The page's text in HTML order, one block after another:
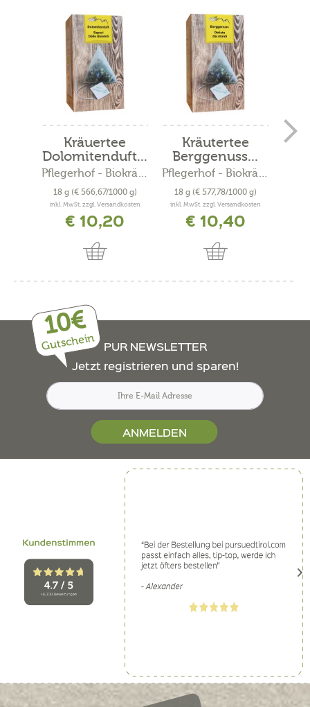
Kräuertee
Dolomitenduft...
Pflegerhof - Biokräuter
18 g (€ 566,67/1000 g)
inkl. MwSt. zzgl. Versandkosten
€ 10,20
Kräutertee
Berggenuss...
Pflegerhof - Biokräuter
18 g (€ 577,78/1000 g)
inkl. MwSt. zzgl. Versandkosten
€ 10,40
10€
Gutschein
PUR NEWSLETTER
Jetzt registrieren und sparen!
ANMELDEN